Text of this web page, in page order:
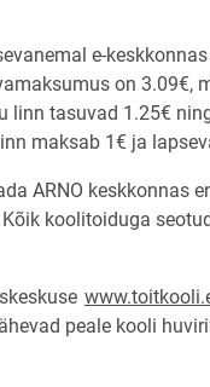
e-
on 3.09€,
linn tasuvad 1.25€
maksab 1€ ja
ARNO keskkonnas
koolitoiduga
peale kooli